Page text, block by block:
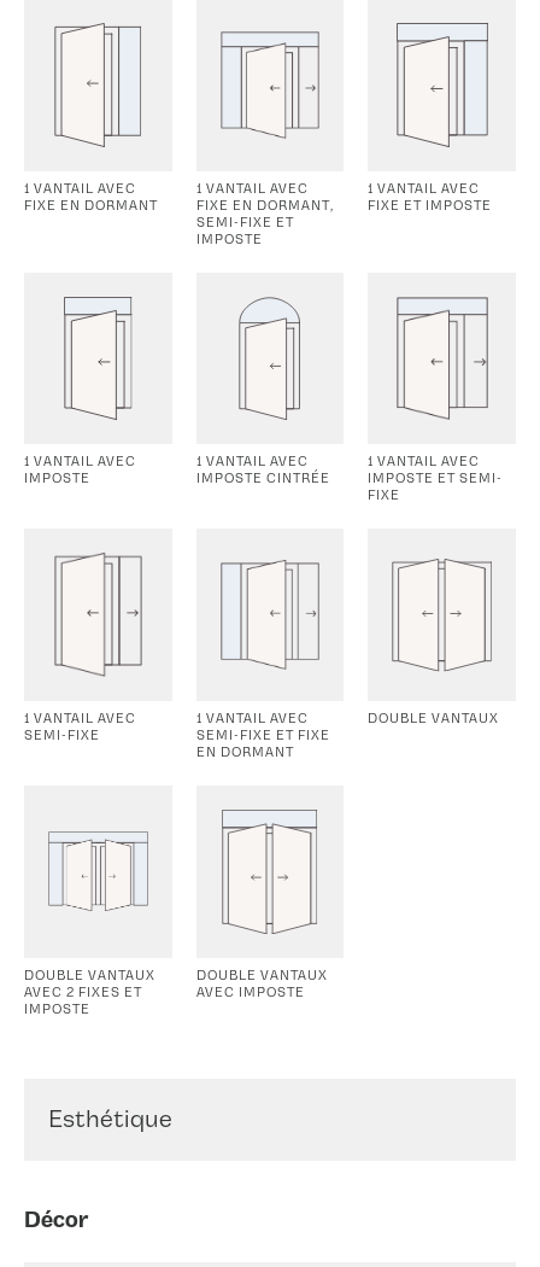
1 VANTAIL AVEC
FIXE EN DORMANT
1 VANTAIL AVEC
FIXE EN DORMANT,
SEMI-FIXE ET
IMPOSTE
1 VANTAIL AVEC
FIXE ET IMPOSTE
1 VANTAIL AVEC
IMPOSTE
1 VANTAIL AVEC
IMPOSTE CINTRÉE
1 VANTAIL AVEC
IMPOSTE ET SEMI-
FIXE
1 VANTAIL AVEC
SEMI-FIXE
1 VANTAIL AVEC
SEMI-FIXE ET FIXE
EN DORMANT
DOUBLE VANTAUX
DOUBLE VANTAUX
AVEC 2 FIXES ET
IMPOSTE
DOUBLE VANTAUX
AVEC IMPOSTE
Esthétique
Décor